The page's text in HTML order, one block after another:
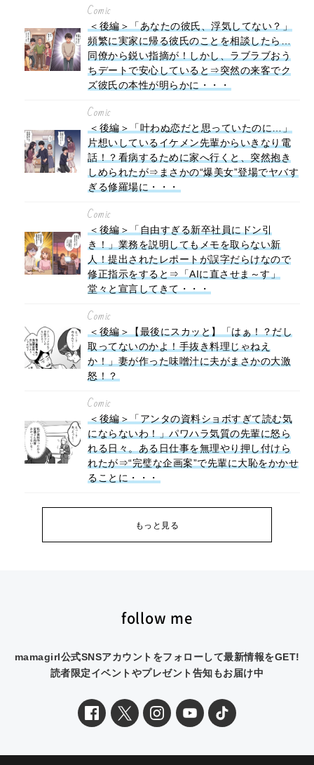
Comic
＜後編＞「あなたの彼氏、浮気してない？」
頻繁に実家に帰る彼氏のことを相談したら…
同僚から鋭い指摘が！しかし、ラブラブおう
ちデートで安心していると⇒突然の来客でク
ズ彼氏の本性が明らかに・・・
Comic
＜後編＞「叶わぬ恋だと思っていたのに…」
片想いしているイケメン先輩からいきなり電
話！？看病するために家へ行くと、突然抱き
しめられたが⇒まさかの“爆美女”登場でヤバす
ぎる修羅場に・・・
Comic
＜後編＞「自由すぎる新卒社員にドン引
き！」業務を説明してもメモを取らない新
人！提出されたレポートが誤字だらけなので
修正指示をすると⇒「AIに直させま～す」
堂々と宣言してきて・・・
Comic
＜後編＞【最後にスカッと】「はぁ！？だし
取ってないのかよ！手抜き料理じゃねえ
か！」妻が作った味噌汁に夫がまさかの大激
怒！？
Comic
＜後編＞「アンタの資料ショボすぎて読む気
にならないわ！」パワハラ気質の先輩に怒ら
れる日々。ある日仕事を無理やり押し付けら
れたが⇒“完璧な企画案”で先輩に大恥をかかせ
ることに・・・
もっと見る
follow me
mamagirl公式SNSアカウントをフォローして最新情報をGET!
読者限定イベントやプレゼント告知もお届け中